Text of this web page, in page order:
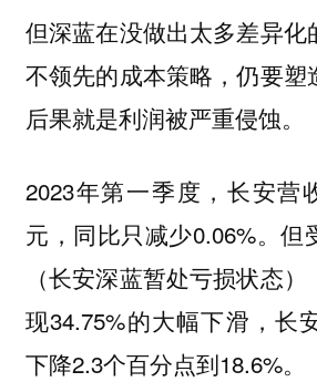
但深蓝在没做出太多差异化
不领先的成本策略，仍要塑
后果就是利润被严重侵蚀。
2023年第一季度，长安营
元，同比只减少0.06%。但
（长安深蓝暂处亏损状态
现34.75%的大幅下滑，长
下降2.3个百分点到18.6%。